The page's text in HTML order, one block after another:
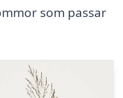
som passar